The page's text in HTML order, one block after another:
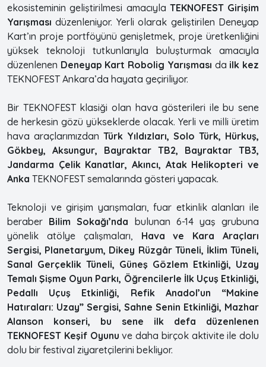
ekosisteminin geliştirilmesi amacıyla TEKNOFEST Girişim
Yarışması düzenleniyor. Yerli olarak geliştirilen Deneyap
Kart’ın proje portföyünü genişletmek, proje üretkenliğini
yüksek teknoloji tutkunlarıyla buluşturmak amacıyla
düzenlenen Deneyap Kart Robolig Yarışması da ilk kez
TEKNOFEST Ankara’da hayata geçiriliyor.
Bir TEKNOFEST klasiği olan hava gösterileri ile bu sene
de herkesin gözü yükseklerde olacak. Yerli ve milli üretim
hava araçlarımızdan Türk Yıldızları, Solo Türk, Hürkuş,
Gökbey, Aksungur, Bayraktar TB2, Bayraktar TB3,
Jandarma Çelik Kanatlar, Akıncı, Atak Helikopteri ve
Anka TEKNOFEST semalarında gösteri yapacak.
Teknoloji ve girişim yarışmaları, fuar etkinlik alanları ile
beraber Bilim Sokağı’nda bulunan 6-14 yaş grubuna
yönelik atölye çalışmaları, Hava ve Kara Araçları
Sergisi, Planetaryum, Dikey Rüzgâr Tüneli, İklim Tüneli,
Sanal Gerçeklik Tüneli, Güneş Gözlem Etkinliği, Uzay
Temalı Şişme Oyun Parkı, Öğrencilerle İlk Uçuş Etkinliği,
Pedallı Uçuş Etkinliği, Refik Anadol’un “Makine
Hatıraları: Uzay” Sergisi, Sahne Senin Etkinliği, Mazhar
Alanson konseri, bu sene ilk defa düzenlenen
TEKNOFEST Keşif Oyunu ve daha birçok aktivite ile dolu
dolu bir festival ziyaretçilerini bekliyor.